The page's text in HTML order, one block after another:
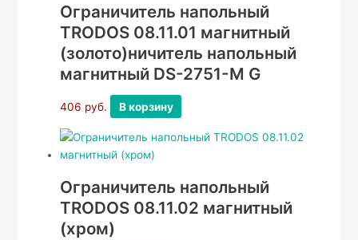
Ограничитель напольный
TRODOS 08.11.01 магнитный
(золото)ничитель напольный
магнитный DS-2751-М G
406 руб. В корзину
Ограничитель напольный
TRODOS 08.11.02 магнитный
(хром)